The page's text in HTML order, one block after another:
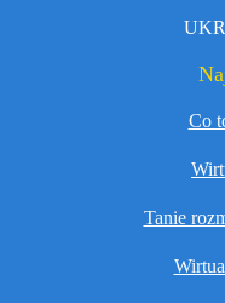
Co
Tanie